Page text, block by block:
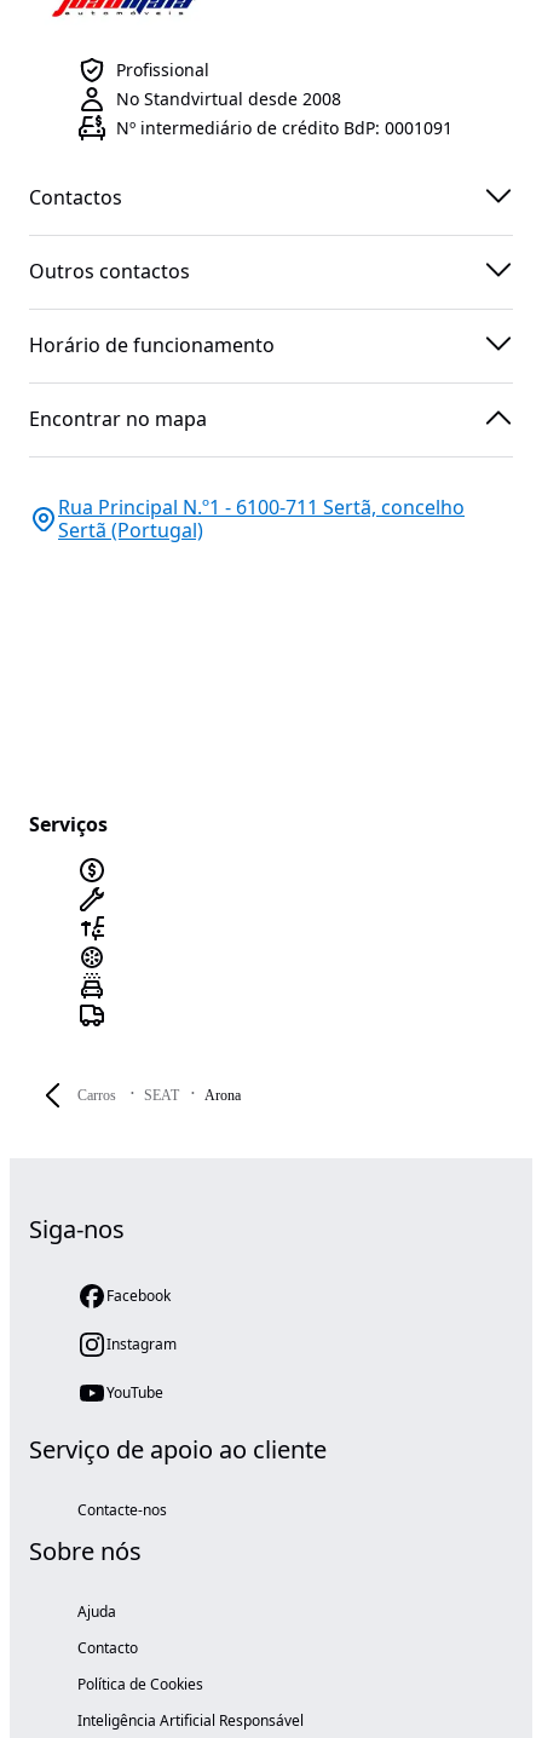
Carros SEAT Arona
Profissional
No Standvirtual desde 2008
Nº intermediário de crédito BdP: 0001091
Contactos
Outros contactos
Horário de funcionamento
Encontrar no mapa
Rua Principal N.º1 - 6100-711 Sertã, concelho
Sertã (Portugal)
Serviços
Siga-nos
Facebook
Instagram
YouTube
Serviço de apoio ao cliente
Contacte-nos
Sobre nós
Ajuda
Contacto
Política de Cookies
Inteligência Artificial Responsável